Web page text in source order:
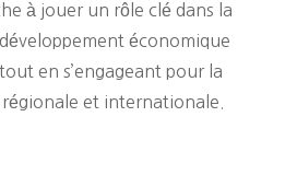
à jouer un rôle clé dans la
économique
en s’engageant pour la
et internationale.